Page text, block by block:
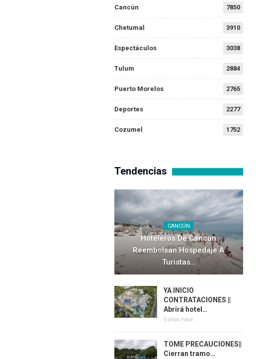
Cancún 7850
Chetumal 3910
Espectáculos 3038
Tulum 2884
Puerto Morelos 2765
Deportes 2277
Cozumel 1752
Tendencias
CANCÚN
Hoteleros De Cancún
Reembolsan Hospedaje A
Turistas…
YA INICIO
CONTRATACIONES ||
Abrirá hotel…
5 años hace
TOME PRECAUCIONES||
Cierran tramo…